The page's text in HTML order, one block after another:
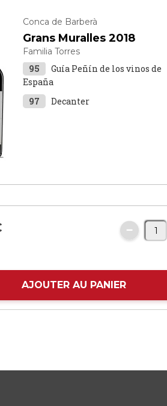
Conca de Barberà
Grans Muralles 2018
Familia Torres
95
Guía Peñín de los vinos de
España
97
Decanter
AJOUTER AU PANIER